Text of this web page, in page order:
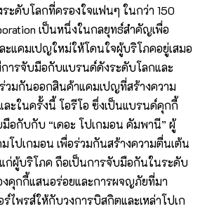
ะดับโลกที่ครองใจแฟนๆ ในกว่า 150
เป็นหนึ่งในกลยุทธ์สำคัญเพื่อ
แคมเปญใหม่ให้โดนใจผู้บริโภคอยู่เสมอ
ารจับมือกับแบรนด์ดังระดับโลกและ
วมกันออกสินค้าแคมเปญที่สร้างความ
ละในครั้งนี้ โอรีโอ ซึ่งเป็นแบรนด์คุกกี้
อกับกับ “เดอะ โปเกมอน คัมพานี” ผู้
โปเกมอน เพื่อร่วมกันสร้างความตื่นเต้น
ผู้บริโภค ถือเป็นการจับมือกันในระดับ
งคุกกี้แสนอร่อยและการผจญภัยที่มา
ไพรส์ให้กับวงการบิสกิตและเหล่าโปเก